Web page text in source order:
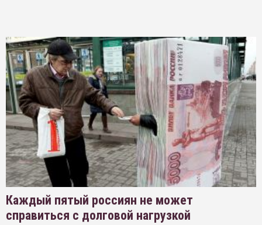
Каждый пятый россиян не может
справиться с долговой нагрузкой